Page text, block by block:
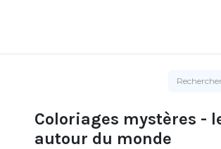
Coloriages mystères -
autour du monde